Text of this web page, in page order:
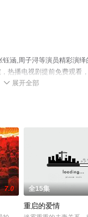
涵,周子浔等演员精彩演
热播电视剧提前免费观看
 展开全部
7.0 全15集
重启的爱情